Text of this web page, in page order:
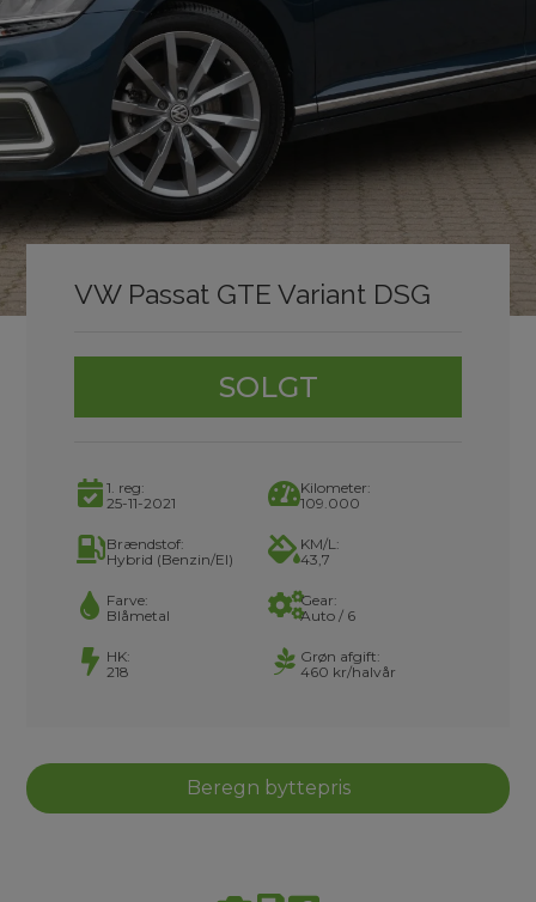
VW Passat GTE Variant DSG
SOLGT
1. reg:
25-11-2021
Kilometer:
109.000
Brændstof:
Hybrid (Benzin/El)
KM/L:
43,7
Farve:
Blåmetal
Gear:
Auto / 6
HK:
218
Grøn afgift:
460 kr/halvår
Beregn byttepris